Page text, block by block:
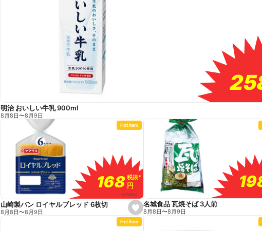
明治 おいしい牛乳 900ml
8月8日〜8月9日
s
e
t
Hot Item
168
168税抜*
税抜*
円
円
182円(税込)
山崎製パン ロイヤルブレッド 6枚切
8月8日〜8月9日
名城食品 瓦焼そば 3人前
8月8日〜8月9日
Hot Item